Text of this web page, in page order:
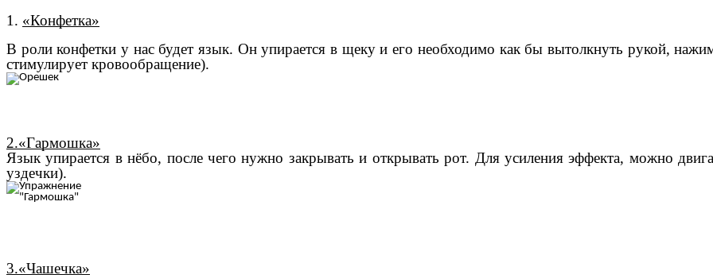
1. «Конфетка»
В роли конфетки у нас будет язык. Он упирается в щеку и его необходимо как бы вытолкнуть рукой,
стимулирует кровообращение).
2.«Гармошка»
Язык упирается в нёбо, после чего нужно закрывать и открывать рот. Для усиления эффекта, можно
уздечки).
3.«Чашечка»